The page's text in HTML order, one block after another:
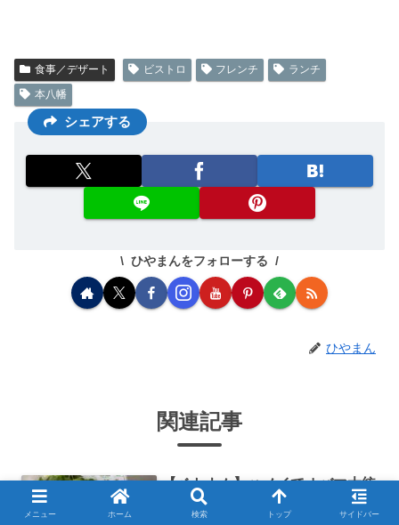
食事／デザート ビストロ フレンチ
ランチ
本八幡
シェアする
ひやまんをフォローする
ひやまん
関連記事
旅
【ベトナム】ハノイでオバマ大統
領も食べたブンチャー（ブンチャ
ーフォンリエン）へいってきまし
メニュー ホーム 検索 トップ サイドバー